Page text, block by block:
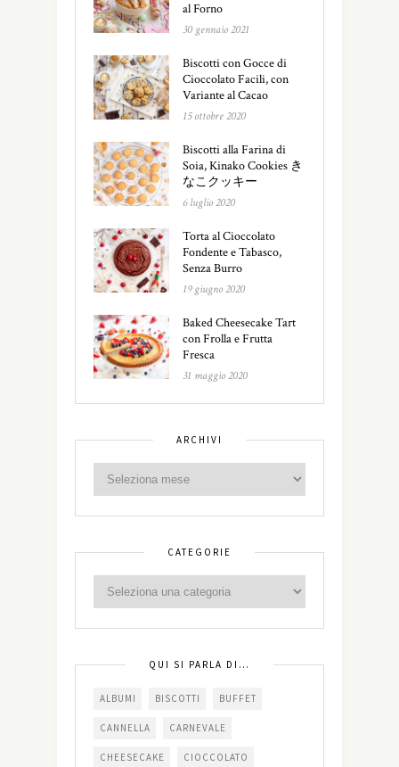
al Forno
30 gennaio 2021
Biscotti con Gocce di
Cioccolato Facili, con
Variante al Cacao
15 ottobre 2020
Biscotti alla Farina di
Soia, Kinako Cookies き
なこクッキー
6 luglio 2020
Torta al Cioccolato
Fondente e Tabasco,
Senza Burro
19 giugno 2020
Baked Cheesecake Tart
con Frolla e Frutta
Fresca
31 maggio 2020
ARCHIVI
CATEGORIE
QUI SI PARLA DI…
ALBUMI BISCOTTI BUFFET
CANNELLA CARNEVALE
CHEESECAKE CIOCCOLATO